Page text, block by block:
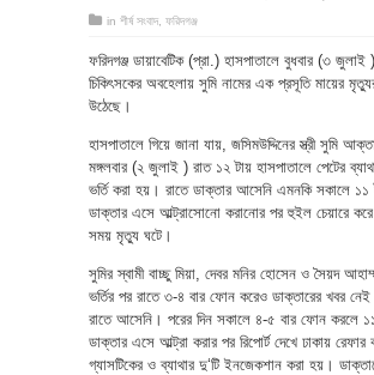
in শীর্ষ সংবাদ ফরিদগঞ্জ
ফরিদগঞ্জ ডায়াবেটিক (প্রা.) হাসপাতালে বুধবার (৩ জুলাই
চিকিৎসকের অবহেলায় সুমি নামের এক প্রসূতি মায়ের
উঠেছে।
হাসপাতালে গিয়ে জানা যায়, জসিমউদ্দিনের স্ত্রী সুমি
মঙ্গলবার (২ জুলাই ) রাত ১২ টায় হাসপাতালে পেটের
ভর্তি করা হয়। রাতে ডাক্তার আসেনি এমনকি সকালে ১১
ডাক্তার এসে আল্ট্রাসোনো করানোর পর হুইল চেয়ারে করে
সময় মৃত্যু ঘটে।
সুমির স্বামী বাচ্ছু মিয়া, দেবর মনির হোসেন ও সৈয়দ
ভর্তির পর রাতে ৩-৪ বার ফোন করেও ডাক্তারের খবর
রাতে আসেনি। পরের দিন সকালে ৪-৫ বার ফোন করলে
ডাক্তার এসে আল্ট্রা করার পর রিপোর্ট দেখে ঢাকায়
গ্যাসটিকের ও ব্যাথার দু‘টি ইনজেকশান করা হয়।